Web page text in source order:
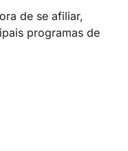
de se afiliar,
programas de